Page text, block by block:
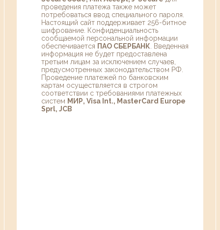
проведения платежа также может
потребоваться ввод специального пароля.
Настоящий сайт поддерживает 256-битное
шифрование. Конфиденциальность
сообщаемой персональной информации
обеспечивается ПАО СБЕРБАНК . Введенная
информация не будет предоставлена
третьим лицам за исключением случаев,
предусмотренных законодательством РФ.
Проведение платежей по банковским
картам осуществляется в строгом
соответствии с требованиями платежных
систем МИР, Visa Int., MasterCard Europe
Sprl, JCB